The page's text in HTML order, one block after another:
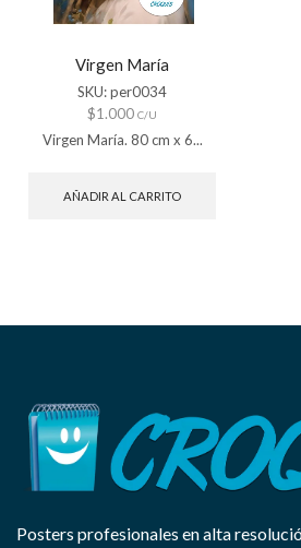
Virgen María
SKU:per0034
$1.000 C/U
Virgen María. 80 cm x 6...
AÑADIR AL CARRITO
Posters profesionales en alta